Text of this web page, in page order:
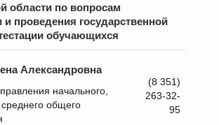
области по вопросам
и проведения государственной
обучающихся
Александровна
начального,
общего
(8 351)
263-32-
95